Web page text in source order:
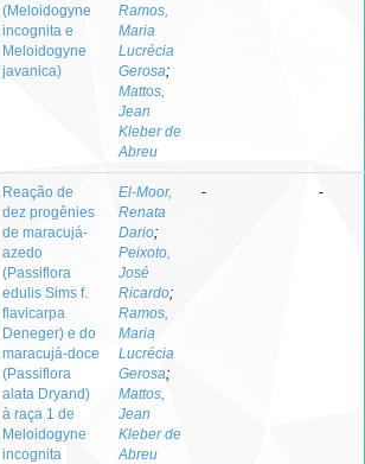
(Meloidogyne
incognita e
Meloidogyne
javanica)
Ramos,
Maria
Lucrécia
Gerosa;
Mattos,
Jean
Kleber de
Abreu
Reação de
dez progênies
de maracujá-
azedo
(Passiflora
edulis Sims f.
flavicarpa
Deneger) e do
maracujá-doce
(Passiflora
alata Dryand)
à raça 1 de
Meloidogyne
incognita
El-Moor,
Renata
Dario;
Peixoto,
José
Ricardo;
Ramos,
Maria
Lucrécia
Gerosa;
Mattos,
Jean
Kleber de
Abreu
- -